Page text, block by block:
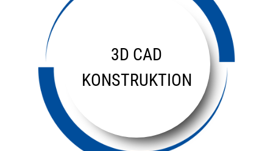
3D CAD
KONSTRUKTION